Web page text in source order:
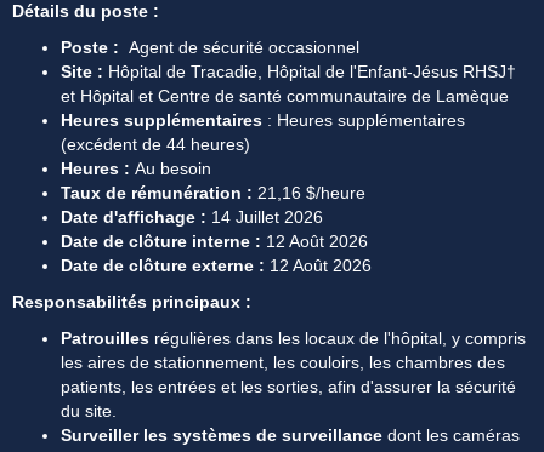
Détails du poste :
Poste : Agent de sécurité occasionnel
Site : Hôpital de Tracadie, Hôpital de l'Enfant-Jésus RHSJ†
et Hôpital et Centre de santé communautaire de Lamèque
Heures supplémentaires : Heures supplémentaires
(excédent de 44 heures)
Heures : Au besoin
Taux de rémunération : 21,16 $/heure
Date d'affichage : 14 Juillet 2026
Date de clôture interne : 12 Août 2026
Date de clôture externe : 12 Août 2026
Responsabilités principaux :
Patrouilles régulières dans les locaux de l'hôpital, y compris
les aires de stationnement, les couloirs, les chambres des
patients, les entrées et les sorties, afin d'assurer la sécurité
du site.
Surveiller les systèmes de surveillance dont les caméras